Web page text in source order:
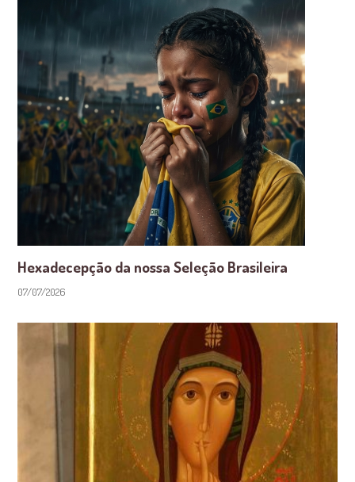
Hexadecepção da nossa Seleção Brasileira
07/07/2026